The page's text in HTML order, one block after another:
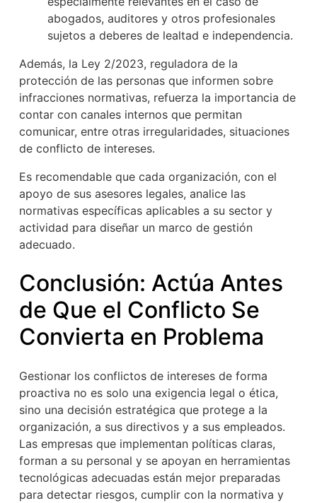
abogados, auditores y otros profesionales
sujetos a deberes de lealtad e independencia.
Además, la Ley 2/2023, reguladora de la
protección de las personas que informen sobre
infracciones normativas, refuerza la importancia de
contar con canales internos que permitan
comunicar, entre otras irregularidades, situaciones
de conflicto de intereses.
Es recomendable que cada organización, con el
apoyo de sus asesores legales, analice las
normativas específicas aplicables a su sector y
actividad para diseñar un marco de gestión
adecuado.
Conclusión: Actúa Antes
de Que el Conflicto Se
Convierta en Problema
Gestionar los conflictos de intereses de forma
proactiva no es solo una exigencia legal o ética,
sino una decisión estratégica que protege a la
organización, a sus directivos y a sus empleados.
Las empresas que implementan políticas claras,
forman a su personal y se apoyan en herramientas
tecnológicas adecuadas están mejor preparadas
para detectar riesgos, cumplir con la normativa y